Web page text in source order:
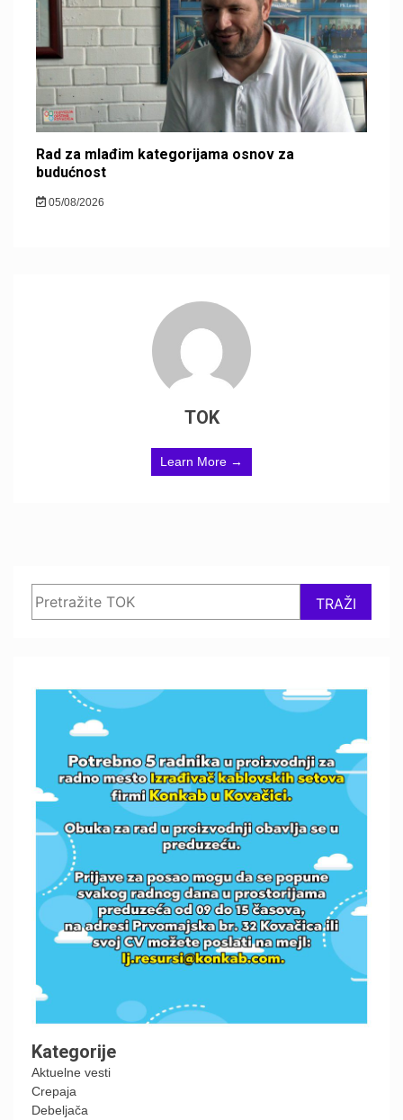
Rad za mlađim kategorijama osnov za
budućnost
05/08/2026
TOK
Learn More →
TRAŽI
Kategorije
Aktuelne vesti
Crepaja
Debeljača